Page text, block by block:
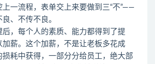
一流程，表单交上来要做到三“不”——
、不传不良。
，每个人的素质、能力都得到了提
加薪。这个加薪，不是让老板多花成
耗中获得，一部分分给员工，绝大部